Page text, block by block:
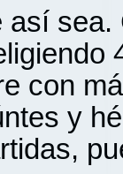
así
con
y